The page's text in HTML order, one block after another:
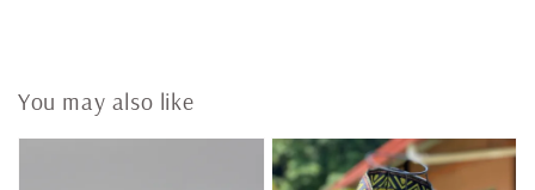
You may also like